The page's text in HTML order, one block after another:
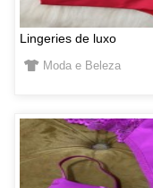
Lingeries de luxo
Moda e Beleza